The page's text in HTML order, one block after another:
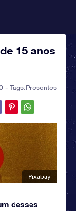
15 anos
- Tags:Presentes
Pixabay
desses